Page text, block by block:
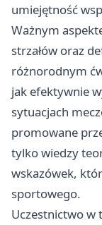
umiejętność
Ważnym
strzałów oraz
różnorodnym
jak efektywnie
sytuacjach
promowane
tylko wiedzy
wskazówek,
sportowego.
Uczestnictwo w